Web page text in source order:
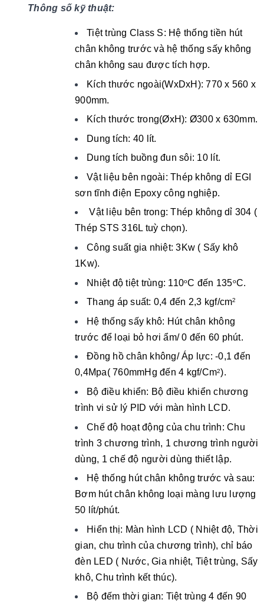
Thông số kỹ thuật:
Tiệt trùng Class S: Hệ thống tiền hút
chân không trước và hệ thống sấy không
chân không sau được tích hợp.
Kích thước ngoài(WxDxH): 770 x 560 x
900mm.
Kích thước trong(ØxH): Ø300 x 630mm.
Dung tích: 40 lít.
Dung tích buồng đun sôi: 10 lít.
Vật liệu bên ngoài: Thép không dỉ EGI
sơn tĩnh điện Epoxy công nghiệp.
Vật liệu bên trong: Thép không dỉ 304 (
Thép STS 316L tuỳ chọn).
Công suất gia nhiệt: 3Kw ( Sấy khô
1Kw).
Nhiệt độ tiệt trùng: 110oC đến 135oC.
Thang áp suất: 0,4 đến 2,3 kgf/cm2
Hệ thống sấy khô: Hút chân không
trước để loại bỏ hơi ẩm/ 0 đến 60 phút.
Đồng hồ chân không/ Áp lực: -0,1 đến
0,4Mpa( 760mmHg đến 4 kgf/Cm2).
Bộ điều khiển: Bộ điều khiển chương
trình vi sử lý PID với màn hình LCD.
Chế độ hoạt động của chu trình: Chu
trình 3 chương trình, 1 chương trình người
dùng, 1 chế độ người dùng thiết lập.
Hệ thống hút chân không trước và sau:
Bơm hút chân không loại màng lưu lượng
50 lít/phút.
Hiển thị: Màn hình LCD ( Nhiệt độ, Thời
gian, chu trình của chương trình), chỉ báo
đèn LED ( Nước, Gia nhiệt, Tiệt trùng, Sấy
khô, Chu trình kết thúc).
Bộ đếm thời gian: Tiệt trùng 4 đến 90